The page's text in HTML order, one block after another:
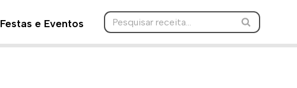
Festas e Eventos